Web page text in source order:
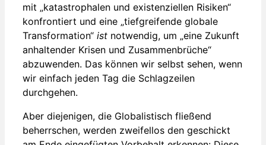
mit „katastrophalen und existenziellen Risiken“
konfrontiert und eine „tiefgreifende globale
Transformation“ ist notwendig, um „eine Zukunft
anhaltender Krisen und Zusammenbrüche“
abzuwenden. Das können wir selbst sehen, wenn
wir einfach jeden Tag die Schlagzeilen
durchgehen.
Aber diejenigen, die Globalistisch fließend
beherrschen, werden zweifellos den geschickt